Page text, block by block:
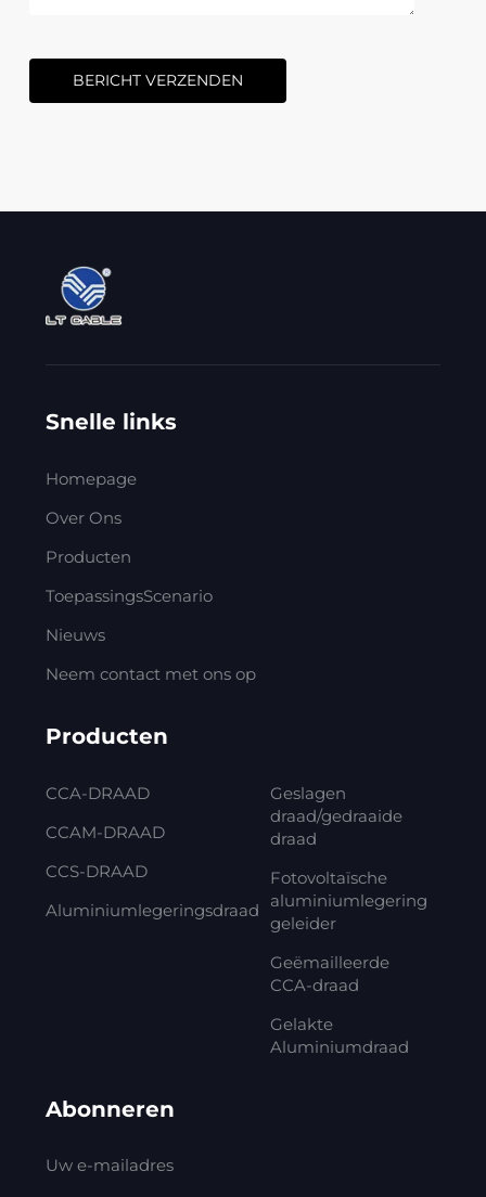
BERICHT VERZENDEN
Snelle links
Homepage
Over Ons
Producten
ToepassingsScenario
Nieuws
Neem contact met ons op
Producten
CCA-DRAAD
CCAM-DRAAD
CCS-DRAAD
Aluminiumlegeringsdraad
Geslagen
draad/gedraaide
draad
Fotovoltaïsche
aluminiumlegering
geleider
Geëmailleerde
CCA-draad
Gelakte
Aluminiumdraad
Abonneren
Uw e-mailadres